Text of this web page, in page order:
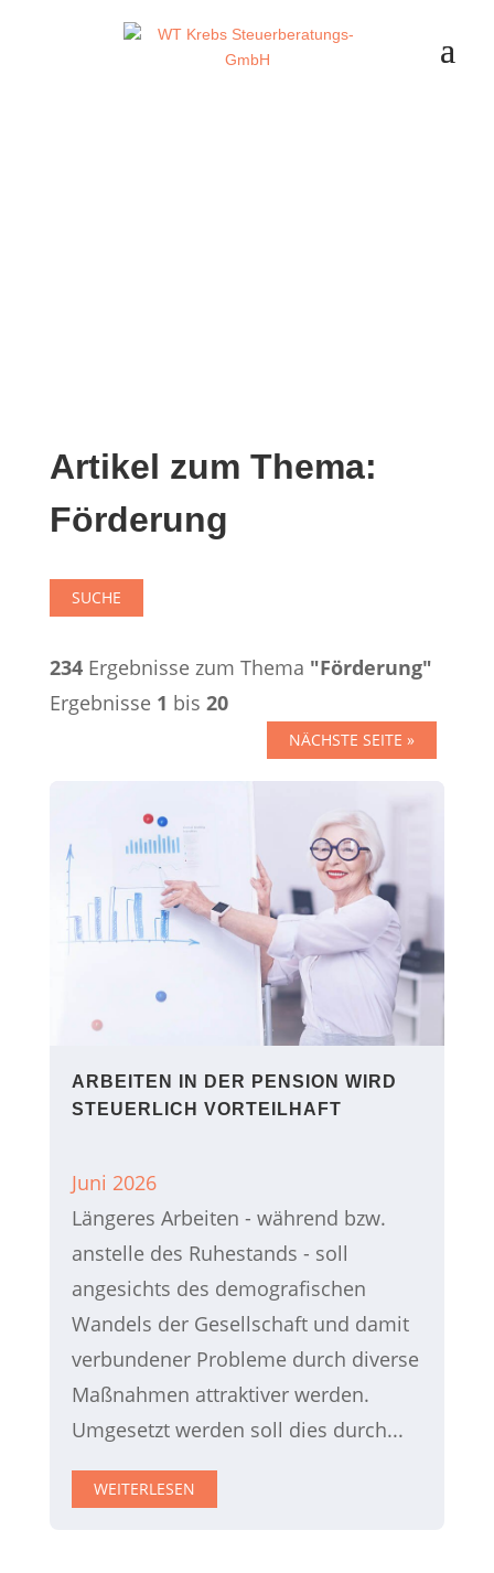
Artikel zum Thema:
Förderung
SUCHE
234Ergebnisse zum Thema "Förderung"
Ergebnisse 1 bis 20
NÄCHSTE SEITE »
ARBEITEN IN DER PENSION WIRD
STEUERLICH VORTEILHAFT
Juni 2026
Längeres Arbeiten - während bzw.
anstelle des Ruhestands - soll
angesichts des demografischen
Wandels der Gesellschaft und damit
verbundener Probleme durch diverse
Maßnahmen attraktiver werden.
Umgesetzt werden soll dies durch...
WEITERLESEN